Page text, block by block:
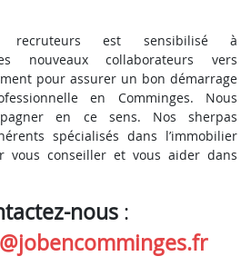
est sensibilisé à
nouveaux collaborateurs vers
pour assurer un bon démarrage
en Comminges. Nous
en ce sens. Nos sherpas
spécialisés dans l’immobilier
vous conseiller et vous aider dans
nous :